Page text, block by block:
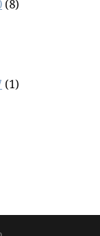
(8)
(1)